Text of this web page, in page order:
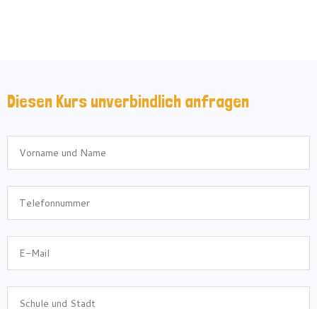
Diesen Kurs unverbindlich anfragen